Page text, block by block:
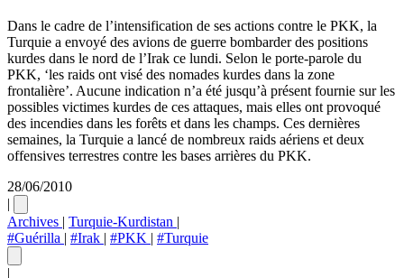
Dans le cadre de l’intensification de ses actions contre le PKK, la
Turquie a envoyé des avions de guerre bombarder des positions
kurdes dans le nord de l’Irak ce lundi. Selon le porte-parole du
PKK, ‘les raids ont visé des nomades kurdes dans la zone
frontalière’. Aucune indication n’a été jusqu’à présent fournie sur les
possibles victimes kurdes de ces attaques, mais elles ont provoqué
des incendies dans les forêts et dans les champs. Ces dernières
semaines, la Turquie a lancé de nombreux raids aériens et deux
offensives terrestres contre les bases arrières du PKK.
28/06/2010
|
Archives | Turquie-Kurdistan |
#Guérilla | #Irak | #PKK | #Turquie
|